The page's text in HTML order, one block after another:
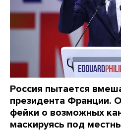
Россия пытается
президента Франции.
фейки о возможных
маскируясь под